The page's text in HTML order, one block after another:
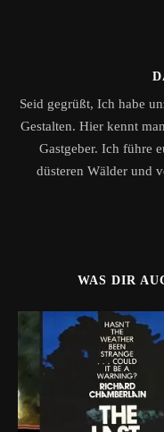
Seid gegrüßt, Ich habe
Gestalten. Hier kennt
Gastgeber. Ich führe
düsteren Wälder und
WAS DIR